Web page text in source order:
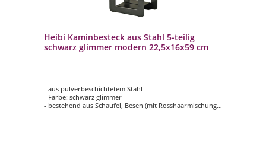
Heibi Kaminbesteck aus Stahl 5-teilig
schwarz glimmer modern 22,5x16x59 cm
- aus pulverbeschichtetem Stahl
- Farbe: schwarz glimmer
- bestehend aus Schaufel, Besen (mit Rosshaarmischung),